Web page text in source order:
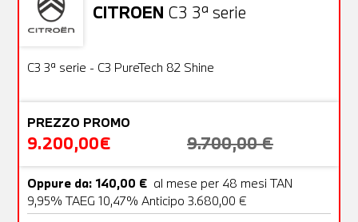
CITROEN C3 3ª serie
OFFERTA
Usato
C3 3ª serie - C3 PureTech 82 Shine
PREZZO PROMO
9.200,00€ 9.700,00 €
Oppure da: 140,00 € al mese per 48 mesi TAN
9,95% TAEG 10,47% Anticipo 3.680,00 €